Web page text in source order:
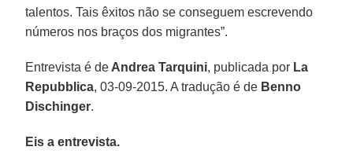
talentos. Tais êxitos não se conseguem escrevendo
números nos braços dos migrantes”.
Entrevista é de Andrea Tarquini, publicada por La
Repubblica, 03-09-2015. A tradução é de Benno
Dischinger.
Eis a entrevista.